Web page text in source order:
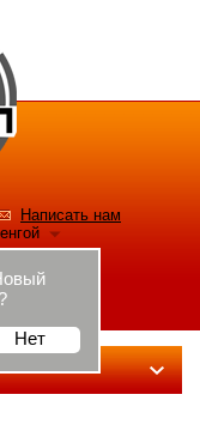
Написать нам
Нет